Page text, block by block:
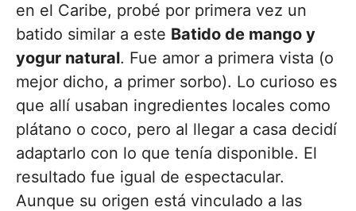
en el Caribe, probé por primera vez un
batido similar a este Batido de mango y
yogur natural. Fue amor a primera vista (o
mejor dicho, a primer sorbo). Lo curioso es
que allí usaban ingredientes locales como
plátano o coco, pero al llegar a casa decidí
adaptarlo con lo que tenía disponible. El
resultado fue igual de espectacular.
Aunque su origen está vinculado a las